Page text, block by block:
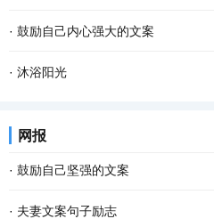
· 鼓励自己内心强大的文案
· 沐浴阳光
网报
· 鼓励自己坚强的文案
· 夫妻文案句子励志